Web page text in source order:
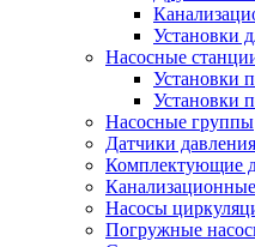
Установки
Насосные
Установки
Установки
Насосные группы
Датчики давления
Комплектующие
Насосы
Погружные